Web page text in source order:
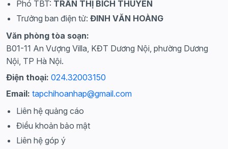
Phó TBT: TRẦN THỊ BÍCH THUYẾN
Trưởng ban điện tử: ĐINH VĂN HOÀNG
Văn phòng tòa soạn:
B01-11 An Vượng Villa, KĐT Dương Nội, phường Dương
Nội, TP Hà Nội.
Điện thoại: 024.32003150
Email: tapchihoanhap@gmail.com
Liên hệ quảng cáo
Điều khoản bảo mật
Liên hệ góp ý